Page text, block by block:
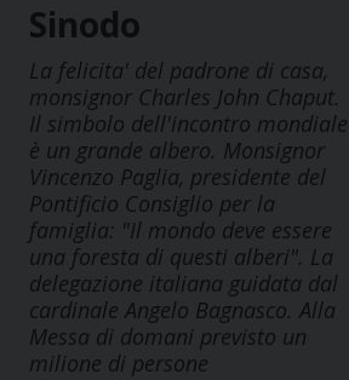
Sinodo
La felicita' del padrone di casa,
monsignor Charles John Chaput.
Il simbolo dell'incontro mondiale
è un grande albero. Monsignor
Vincenzo Paglia, presidente del
Pontificio Consiglio per la
famiglia: "Il mondo deve essere
una foresta di questi alberi". La
delegazione italiana guidata dal
cardinale Angelo Bagnasco. Alla
Messa di domani previsto un
milione di persone